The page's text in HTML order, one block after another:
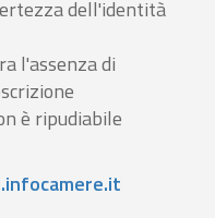
dell'identità
l'assenza di
è ripudiabile